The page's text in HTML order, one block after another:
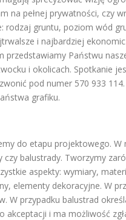
na pełnej prywatności, czy
rodzaj gruntu, poziom wód
i najbardziej
Państwu
i okolicach. Spotkanie
pod numer 570 933
grafiku.
do etapu projektowego. W
balustrady. Tworzymy
aspekty: wymiary,
elementy dekoracyjne. W
W przypadku balustrad
akceptacji i ma możliwość